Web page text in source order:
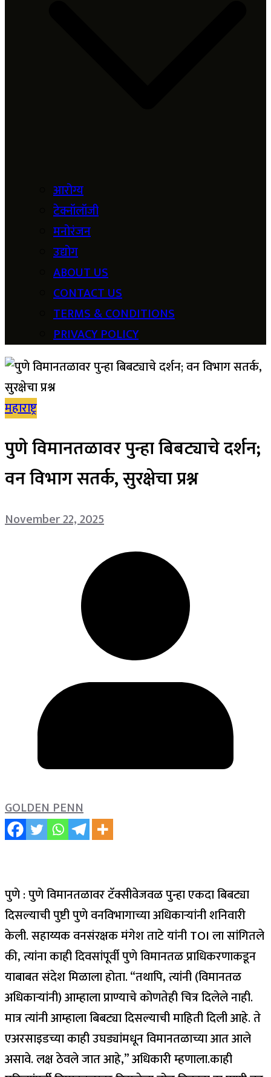
आरोग्य
टेक्नॉलॉजी
मनोरंजन
उद्योग
ABOUT US
CONTACT US
TERMS & CONDITIONS
PRIVACY POLICY
महाराष्ट्र
पुणे विमानतळावर पुन्हा बिबट्याचे दर्शन;
वन विभाग सतर्क, सुरक्षेचा प्रश्न
November 22, 2025
GOLDEN PENN
पुणे : पुणे विमानतळावर टॅक्सीवेजवळ पुन्हा एकदा बिबट्या
दिसल्याची पुष्टी पुणे वनविभागाच्या अधिकाऱ्यांनी शनिवारी
केली.सहाय्यक वनसंरक्षक मंगेश ताटे यांनी TOI ला सांगितले
की, त्यांना काही दिवसांपूर्वी पुणे विमानतळ प्राधिकरणाकडून
याबाबत संदेश मिळाला होता.“तथापि, त्यांनी (विमानतळ
अधिकाऱ्यांनी) आम्हाला प्राण्याचे कोणतेही चित्र दिलेले नाही.
मात्र त्यांनी आम्हाला बिबट्या दिसल्याची माहिती दिली आहे. ते
एअरसाइडच्या काही उघड्यांमधून विमानतळाच्या आत आले
असावे. लक्ष ठेवले जात आहे,” अधिकारी म्हणाला.काही